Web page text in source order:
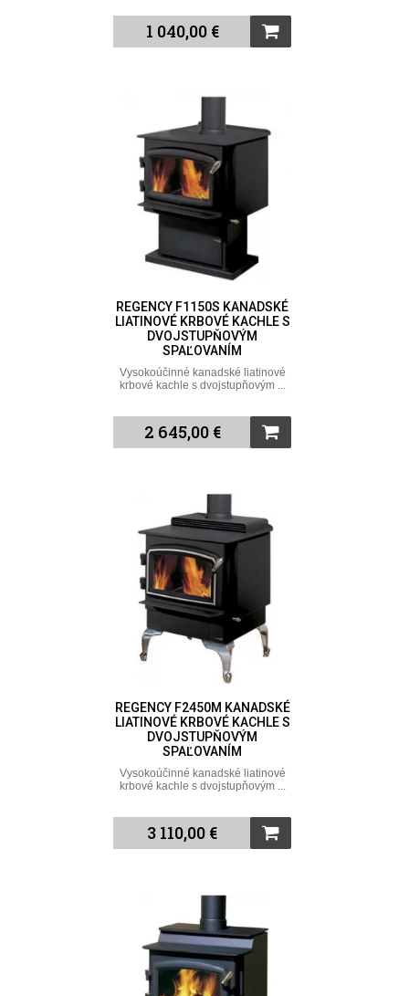
1 040,00 €
REGENCY F1150S KANADSKÉ
LIATINOVÉ KRBOVÉ KACHLE S
DVOJSTUPŇOVÝM
SPAĽOVANÍM
Vysokoúčinné kanadské liatinové
krbové kachle s dvojstupňovým ...
2 645,00 €
REGENCY F2450M KANADSKÉ
LIATINOVÉ KRBOVÉ KACHLE S
DVOJSTUPŇOVÝM
SPAĽOVANÍM
Vysokoúčinné kanadské liatinové
krbové kachle s dvojstupňovým ...
3 110,00 €